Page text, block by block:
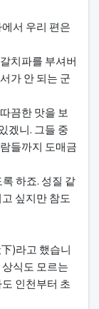
서 우리 편은
치파를 부셔버
가 안 되는 군
끔한 맛을 보
겠니. 그들 중
들까지 도매금
하죠. 성질 같
싶지만 참도
)라고 했습니
식도 모르는
인천부터 초